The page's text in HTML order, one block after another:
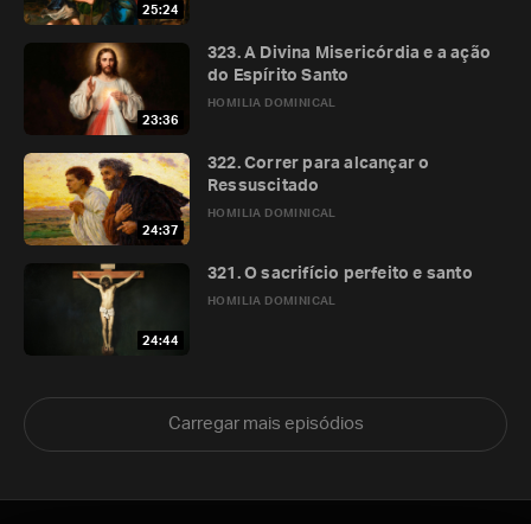
25:24
23:36
HOMILIA DOMINICAL
323. A Divina Misericórdia e a ação
do Espírito Santo
24:37
HOMILIA DOMINICAL
322. Correr para alcançar o
Ressuscitado
24:44
HOMILIA DOMINICAL
321. O sacrifício perfeito e santo
Carregar mais episódios